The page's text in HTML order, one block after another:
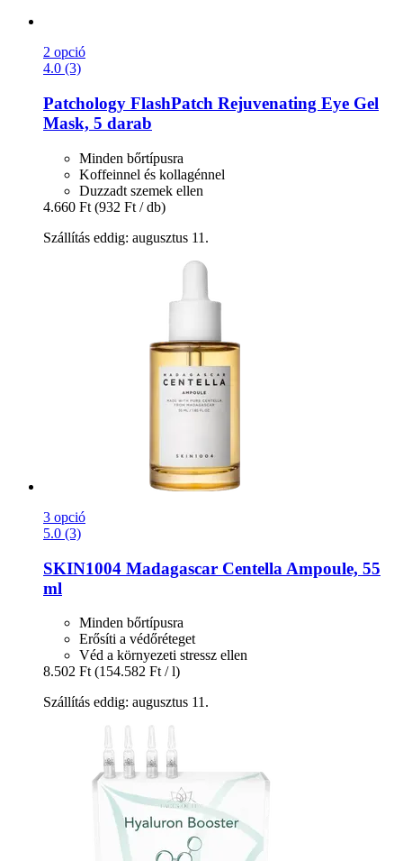
2 opció
4.0 (3)
Patchology FlashPatch Rejuvenating Eye Gel
Mask, 5 darab
Minden bőrtípusra
Koffeinnel és kollagénnel
Duzzadt szemek ellen
4.660 Ft (932 Ft / db)
Szállítás eddig: augusztus 11.
3 opció
5.0 (3)
SKIN1004 Madagascar Centella Ampoule, 55
ml
Minden bőrtípusra
Erősíti a védőréteget
Véd a környezeti stressz ellen
8.502 Ft (154.582 Ft / l)
Szállítás eddig: augusztus 11.